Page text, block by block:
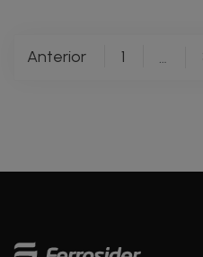
Paginação
Anterior 1